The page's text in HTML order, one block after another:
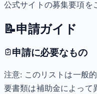
公式サイトの募集要項を
📝申請ガイド
申請に必要なもの
注意: このリストは一般
要書類は補助金によって